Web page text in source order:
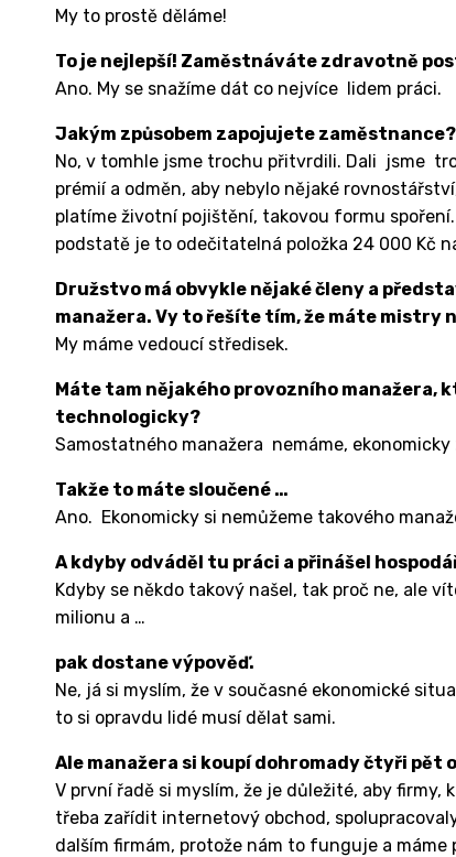
My to prostě děláme!
To je nejlepší! Zaměstnáváte zdravotně
Ano. My se snažíme dát co nejvíce lidem práci.
Jakým způsobem zapojujete
No, v tomhle jsme trochu přitvrdili. Dali jsme
prémií a odměn, aby nebylo nějaké
platíme životní pojištění, takovou formu
podstatě je to odečitatelná položka 24 000 Kč
Družstvo má obvykle nějaké členy a
manažera. Vy to řešíte tím, že máte
My máme vedoucí středisek.
Máte tam nějakého provozního manažera,
technologicky?
Samostatného manažera nemáme,
Takže to máte sloučené …
Ano. Ekonomicky si nemůžeme takového
A kdyby odváděl tu práci a přinášel
Kdyby se někdo takový našel, tak proč ne, ale
milionu a …
pak dostane výpověď.
Ne, já si myslím, že v současné ekonomické
to si opravdu lidé musí dělat sami.
Ale manažera si koupí dohromady čtyři pět
V první řadě si myslím, že je důležité, aby
třeba zařídit internetový obchod,
dalším firmám, protože nám to funguje a